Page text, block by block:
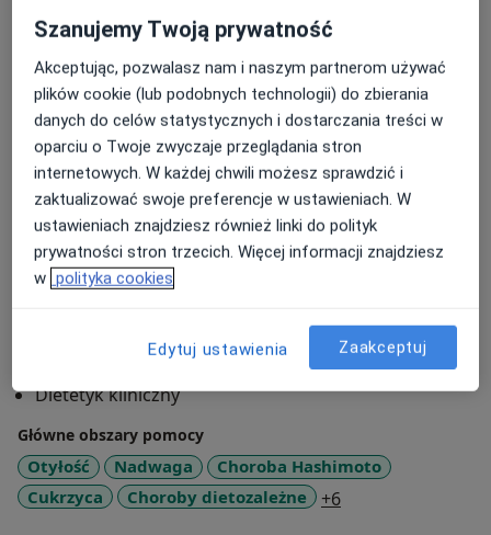
Bo wierzę głęboko w to, że każda kobieta zasługuje na
to, żeby czuć się dobrze we własnym ciele - bez
wyrzeczeń, bez walki z samą sobą, za to z pełnym
zrozumieniem tego, jak jej organizm funkcjonuje i
czego potrzebuje.
Jeśli czujesz, że Twoje ciało pracuje przeciwko Tobie,
nie jesteś sama. Razem znajdziemy sposób na
odzyskanie zdrowia i energii - sposób, który będzie
pasował do Twojego prawdziwego życia.
Dietetyk kliniczny
Główne obszary pomocy
Otyłość Nadwaga
Choroba Hashimoto
Cukrzyca
Choroby dietozależne +6
Szanujemy Twoją prywatność
Akceptując, pozwalasz nam i naszym partnerom używać
plików cookie (lub podobnych technologii) do zbierania
danych do celów statystycznych i dostarczania treści w
oparciu o Twoje zwyczaje przeglądania stron
internetowych. W każdej chwili możesz sprawdzić i
zaktualizować swoje preferencje w ustawieniach. W
ustawieniach znajdziesz również linki do polityk
prywatności stron trzecich. Więcej informacji znajdziesz
w polityka cookies
Edytuj ustawienia Zaakceptuj